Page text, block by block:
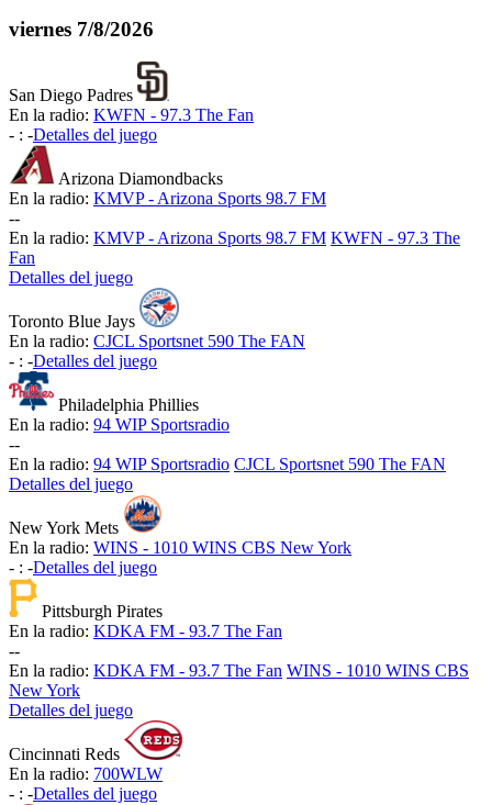
viernes 7/8/2026
San Diego Padres
En la radio: KWFN - 97.3 The Fan
- : -Detalles del juego
Arizona Diamondbacks
En la radio: KMVP - Arizona Sports 98.7 FM
--
En la radio: KMVP - Arizona Sports 98.7 FM KWFN - 97.3 The
Fan
Detalles del juego
Toronto Blue Jays
En la radio: CJCL Sportsnet 590 The FAN
- : -Detalles del juego
Philadelphia Phillies
En la radio: 94 WIP Sportsradio
--
En la radio: 94 WIP Sportsradio CJCL Sportsnet 590 The FAN
Detalles del juego
New York Mets
En la radio: WINS - 1010 WINS CBS New York
- : -Detalles del juego
Pittsburgh Pirates
En la radio: KDKA FM - 93.7 The Fan
--
En la radio: KDKA FM - 93.7 The Fan WINS - 1010 WINS CBS
New York
Detalles del juego
Cincinnati Reds
En la radio: 700WLW
- : -Detalles del juego